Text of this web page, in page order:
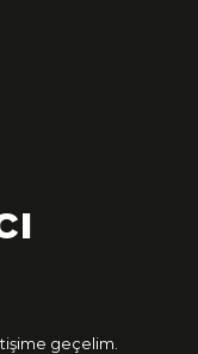
geçelim.